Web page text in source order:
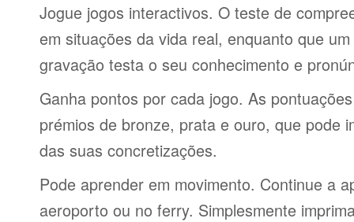
Jogue jogos interactivos. O teste de
em situações da vida real, enquanto que
gravação testa o seu conhecimento e
Ganha pontos por cada jogo. As
prémios de bronze, prata e ouro, que pode
das suas concretizações.
Pode aprender em movimento. Continue a
aeroporto ou no ferry. Simplesmente